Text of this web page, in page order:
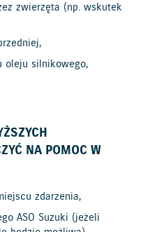
zwierzęta (np. wskutek
oleju silnikowego,
NA POMOC W
zdarzenia,
ASO Suzuki (jeżeli